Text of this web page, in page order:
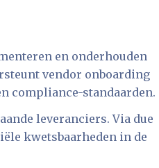
en onderhouden
vendor onboarding
compliance-standaarden.
leveranciers. Via due
kwetsbaarheden in de